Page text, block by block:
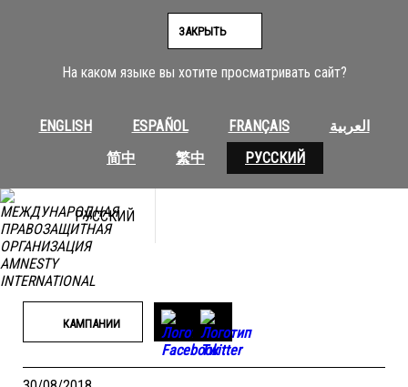
На каком языке вы хотите просматривать сайт?
ENGLISH ESPAÑOL FRANÇAIS
العربية
简中
繁中 РУССКИЙ
ЗАКРЫТЬ
РУССКИЙ
КАМПАНИИ